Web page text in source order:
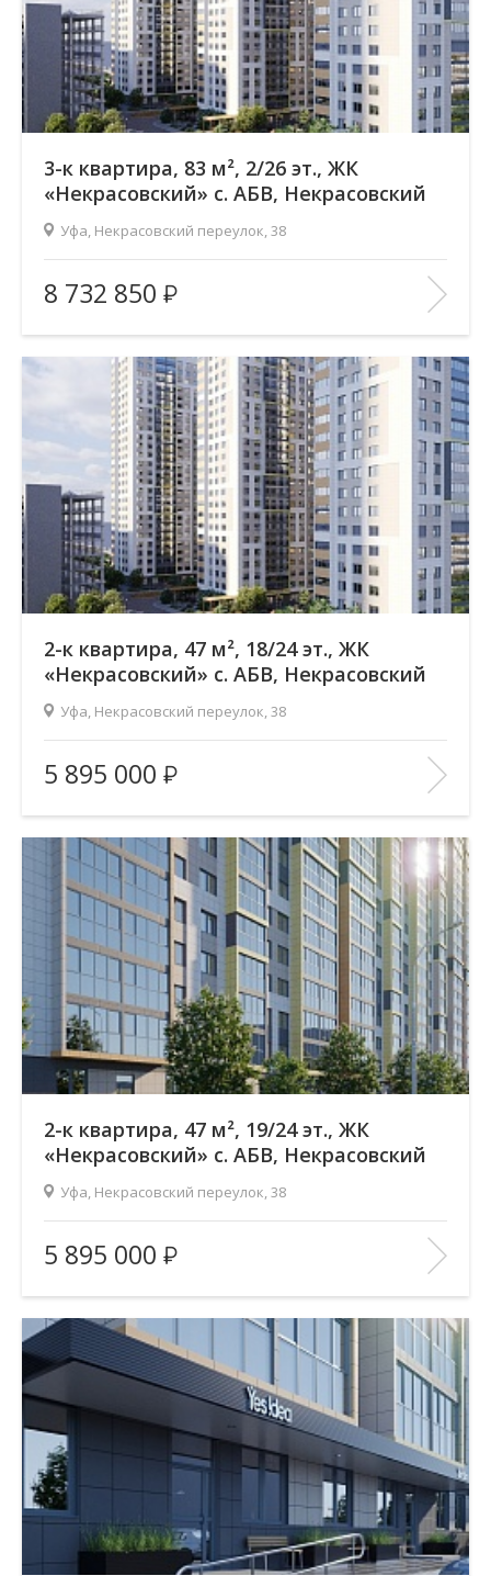
В ИЗБРАННОЕ
3-к квартира, 83 м², 2/26 эт., ЖК
«Некрасовский» с. АБВ, Некрасовский
переулок
Уфа, Некрасовский переулок, 38
Жилой комплекс:
ЖК «Некрасовский» с. АБВ
Количество комнат:
3
Район:
Зеленая роща
Этажность:
26
Общая площадь:
83.17 м
Отделка помещения:
без отделки
Год постройки дома:
—
В ИЗБРАННОЕ
8 732 850
2-к квартира, 47 м², 18/24 эт., ЖК
«Некрасовский» с. АБВ, Некрасовский
переулок
Уфа, Некрасовский переулок, 38
Жилой комплекс:
ЖК «Некрасовский» с. АБВ
Количество комнат:
2
Район:
Зеленая роща
Этажность:
24
Общая площадь:
47.16 м2
Отделка помещения:
без отделки
Год постройки дома:
2025
В ИЗБРАННОЕ
5 895 000
2-к квартира, 47 м², 19/24 эт., ЖК
«Некрасовский» с. АБВ, Некрасовский
переулок
Уфа, Некрасовский переулок, 38
Жилой комплекс:
ЖК «Некрасовский» с. АБВ
Количество комнат:
2
Район:
Зеленая роща
Этажность:
24
Общая площадь:
47.16 м 2
Отделка помещения:
без отделки
Год постройки дома:
2025
В ИЗБРАННОЕ
5 895 000